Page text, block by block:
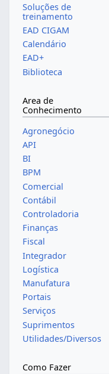
Soluções de
treinamento
EAD CIGAM
Calendário
EAD+
Biblioteca
Area de
Conhecimento
Agronegócio
API
BI
BPM
Comercial
Contábil
Controladoria
Finanças
Fiscal
Integrador
Logística
Manufatura
Portais
Serviços
Suprimentos
Utilidades/Diversos
Como Fazer